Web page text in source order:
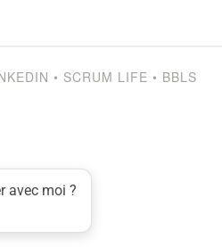
• SCRUM LIFE • BBLS
avec moi ?